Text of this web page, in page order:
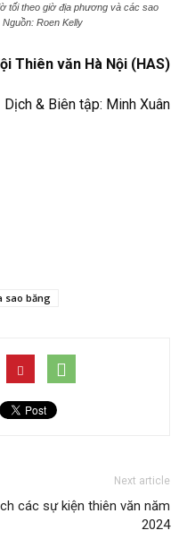
tối theo giờ địa phương và các sao
Roen Kelly
Thiên văn Hà Nội (HAS)
Dịch & Biên tập: Minh Xuân
sao băng
Next article
các sự kiện thiên văn năm
2024